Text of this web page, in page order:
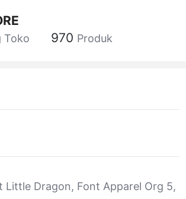
Toko 970 Produk
Little Dragon, Font Apparel Org 5,